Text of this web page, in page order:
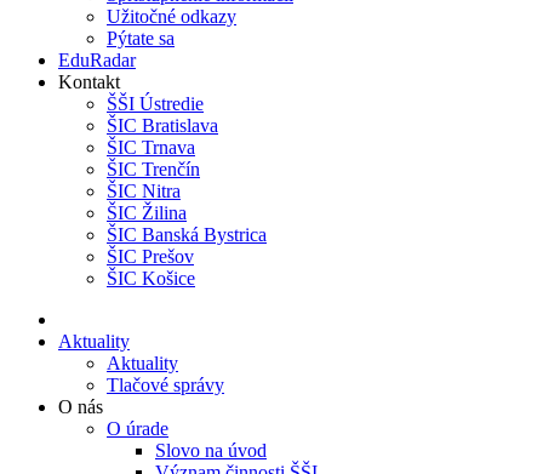
Užitočné odkazy
Pýtate sa
EduRadar
Kontakt
ŠŠI Ústredie
ŠIC Bratislava
ŠIC Trnava
ŠIC Trenčín
ŠIC Nitra
ŠIC Žilina
ŠIC Banská Bystrica
ŠIC Prešov
ŠIC Košice
Aktuality
Aktuality
Tlačové správy
O nás
O úrade
Slovo na úvod